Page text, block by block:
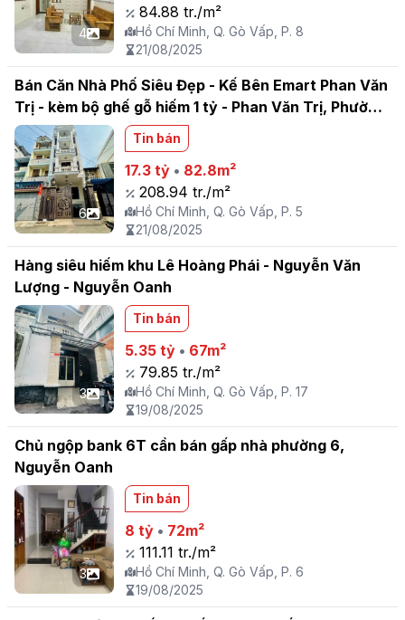
4
84.88 tr./m²
Hồ Chí Minh, Q. Gò Vấp, P. 8
21/08/2025
Bán Căn Nhà Phố Siêu Đẹp - Kế Bên Emart Phan Văn
Trị - kèm bộ ghế gỗ hiếm 1 tỷ - Phan Văn Trị, Phường
An Nhơn
6
Tin bán
17.3 tỷ • 82.8m²
208.94 tr./m²
Hồ Chí Minh, Q. Gò Vấp, P. 5
21/08/2025
Hàng siêu hiếm khu Lê Hoàng Phái - Nguyễn Văn
Lượng - Nguyễn Oanh
3
Tin bán
5.35 tỷ • 67m²
79.85 tr./m²
Hồ Chí Minh, Q. Gò Vấp, P. 17
19/08/2025
Chủ ngộp bank 6T cần bán gấp nhà phường 6,
Nguyễn Oanh
3
Tin bán
8 tỷ • 72m²
111.11 tr./m²
Hồ Chí Minh, Q. Gò Vấp, P. 6
19/08/2025